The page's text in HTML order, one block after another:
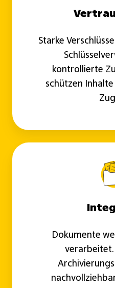
Starke
kontrollierte
schützen
Dokumente
verarbeitet.